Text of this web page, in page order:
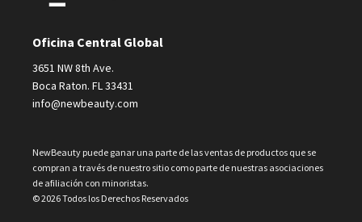
Oficina Central Global
3651 NW 8th Ave.
Boca Raton. FL 33431
info@newbeauty.com
NewBeauty puede ganar una parte de las ventas de productos que se
compran a través de nuestro sitio como parte de nuestras asociaciones
de afiliación con minoristas.
© 2026 Todos los Derechos Reservados